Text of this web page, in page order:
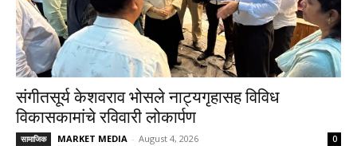
संगीतसूर्य केशवराव भोसले नाट्यगृहासह विविध
विकासकामांचे रविवारी लोकार्पण
सामाजिक MARKET MEDIA - August 4, 2026 0